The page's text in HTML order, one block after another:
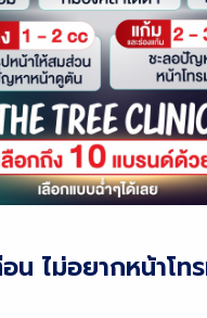
น ไม่อยากหน้าโท